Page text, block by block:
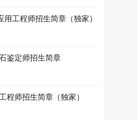
用工程师招生简章（独家）
鉴定师招生简章
程师招生简章（独家）